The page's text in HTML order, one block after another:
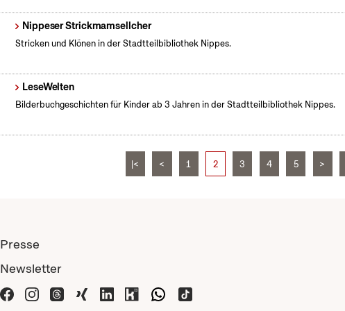
Nippeser Strickmamsellcher
Stricken und Klönen in der Stadtteilbibliothek Nippes.
LeseWelten
Bilderbuchgeschichten für Kinder ab 3 Jahren in der Stadtteilbibliothek Nippes.
|< < 1 2 3 4 5 >
Presse
Newsletter